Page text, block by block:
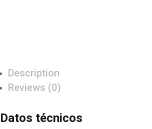
Description
Reviews (0)
Datos técnicos